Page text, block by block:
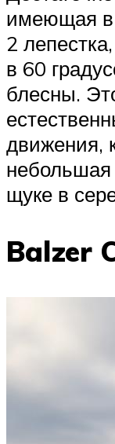
имеющая в
2
в 60
блесны.
движения,
щуке в
Balzer